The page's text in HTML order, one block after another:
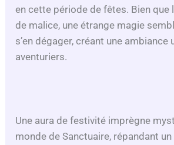
en cette période de fêtes. Bien que
de malice, une étrange magie
s’en dégager, créant une ambiance
aventuriers.
Une aura de festivité imprègne
monde de Sanctuaire, répandant